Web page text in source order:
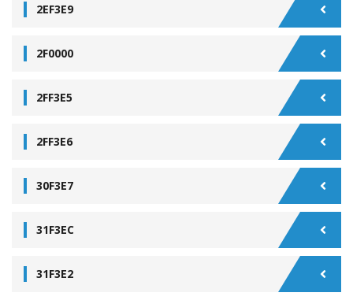
2EF3E9
2F0000
2FF3E5
2FF3E6
30F3E7
31F3EC
31F3E2